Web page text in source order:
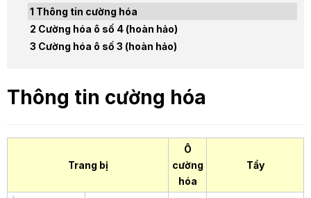
Thông tin cường hóa
Cường hóa ô số 4 (hoàn hảo)
Cường hóa ô số 3 (hoàn hảo)
Thông tin cường hóa
Trang bị
Ô
cường
hóa
Tẩy